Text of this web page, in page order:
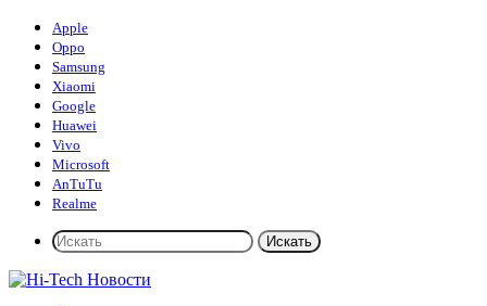
Apple
Oppo
Samsung
Xiaomi
Google
Huawei
Vivo
Microsoft
AnTuTu
Realme
Искать